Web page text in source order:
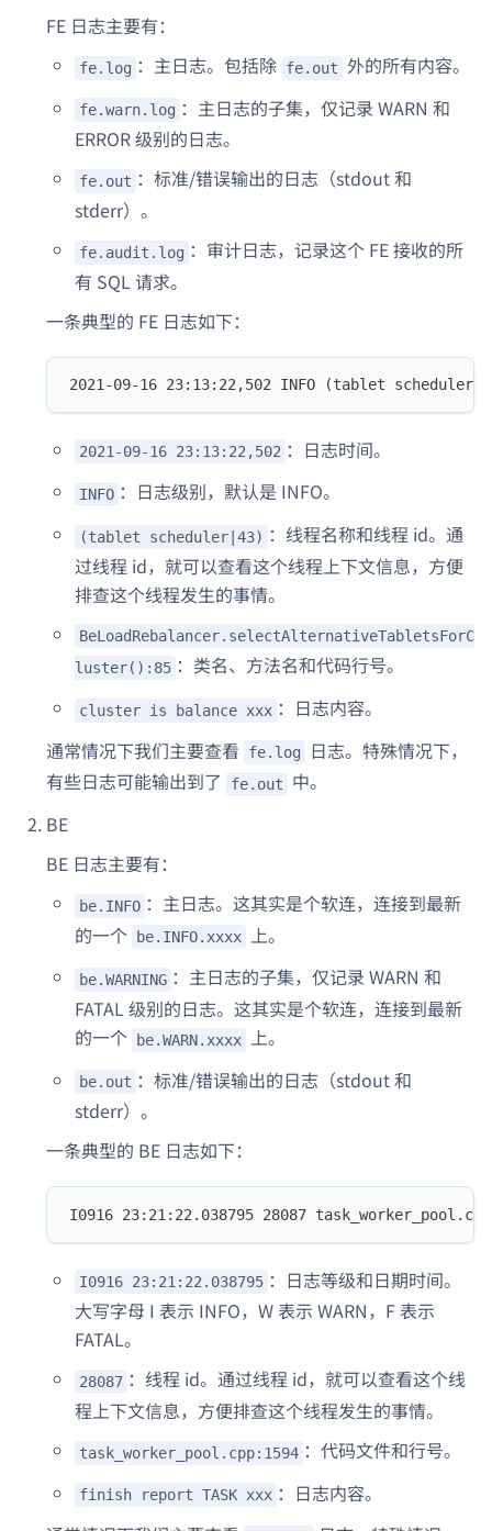
FE 日志主要有：
fe.log ：主日志。包括除 fe.out 外的所有内容。
fe.warn.log ：主日志的子集，仅记录 WARN 和
ERROR 级别的日志。
fe.out ：标准/错误输出的日志（stdout 和
stderr）。
fe.audit.log ：审计日志，记录这个 FE 接收的所
有 SQL 请求。
一条典型的 FE 日志如下：
2021-09-16 23:13:22,502 INFO (tablet
2021-09-16 23:13:22,502 ：日志时间。
INFO ：日志级别，默认是 INFO。
(tablet scheduler|43) ：线程名称和线程 id。通
过线程 id，就可以查看这个线程上下文信息，方便
排查这个线程发生的事情。
BeLoadRebalancer.selectAlternativeTabletsForC
luster():85 ：类名、方法名和代码行号。
cluster is balance xxx ：日志内容。
通常情况下我们主要查看
fe.log
日志。特殊情况下，
有些日志可能输出到了
fe.out
中。
BE
BE 日志主要有：
be.INFO ：主日志。这其实是个软连，连接到最新
的一个
be.INFO.xxxx 上。
be.WARNING ：主日志的子集，仅记录 WARN 和
FATAL 级别的日志。这其实是个软连，连接到最新
的一个
be.WARN.xxxx 上。
be.out ：标准/错误输出的日志（stdout 和
stderr）。
一条典型的 BE 日志如下：
I0916 23:21:22.038795 28087
I0916 23:21:22.038795 ：日志等级和日期时间。
大写字母 I 表示 INFO，W 表示 WARN，F 表示
FATAL。
28087 ：线程 id。通过线程 id，就可以查看这个线
程上下文信息，方便排查这个线程发生的事情。
task_worker_pool.cpp:1594 ：代码文件和行号。
finish report TASK xxx ：日志内容。